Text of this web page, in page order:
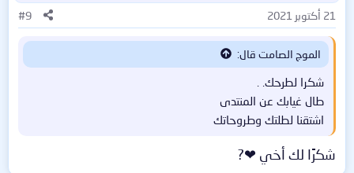
ا
ت
:
21 أكتوبر 2021 #9
الموج الصامت قال:
شكرا لطرحك. .
طال غيابك عن المنتدى
اشتقنا لطلتك وطروحاتك
شكرًا لك أخي ❤?